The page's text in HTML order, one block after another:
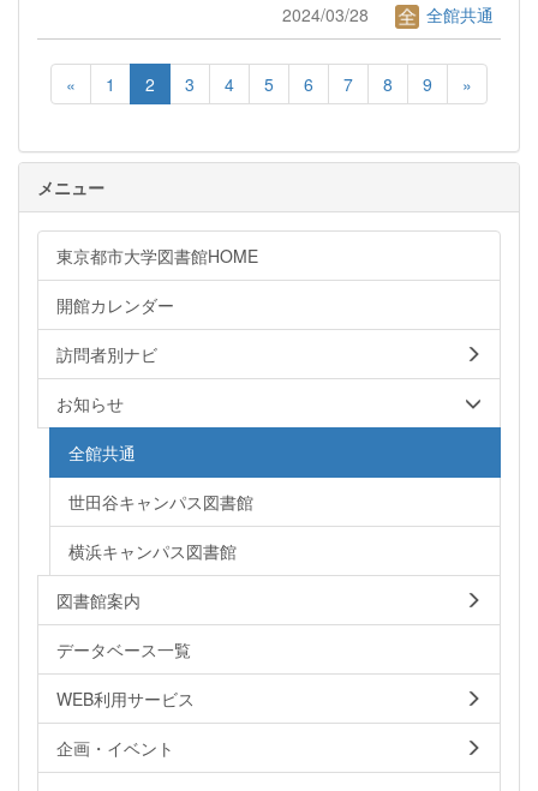
2024/03/28 全館共通
« 1 2 3 4 5 6 7 8 9 »
メニュー
東京都市大学図書館HOME
開館カレンダー
訪問者別ナビ
お知らせ
全館共通
世田谷キャンパス図書館
横浜キャンパス図書館
図書館案内
データベース一覧
WEB利用サービス
企画・イベント